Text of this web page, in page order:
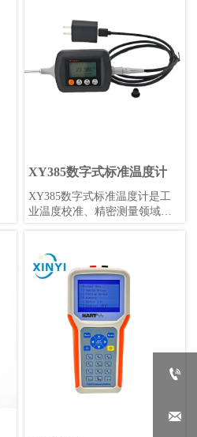
号。阀门则用于控制流体的流
量和压力等参数。变送器阀组
通常应用于工业自动化领域，
例如石化、电力、制药等行
XY385数字式标准温度计
XY385数字式标准温度计是工
业温度校准、精密测量领域的
池供电(无需更换电池)续航持
久，携带方便，读数直观，坚
固耐用。不仅可以在实验室作
为温度标准，更可以在工业现
场提供可靠、准确、高精度的
温度测量。

